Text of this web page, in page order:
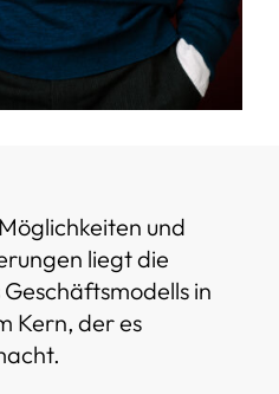
und
liegt die
in
Kern, der es